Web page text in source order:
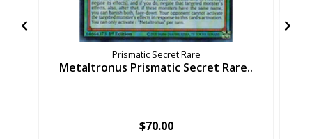
Prismatic Secret Rare
Metaltronus Prismatic Secret Rare..
$70.00